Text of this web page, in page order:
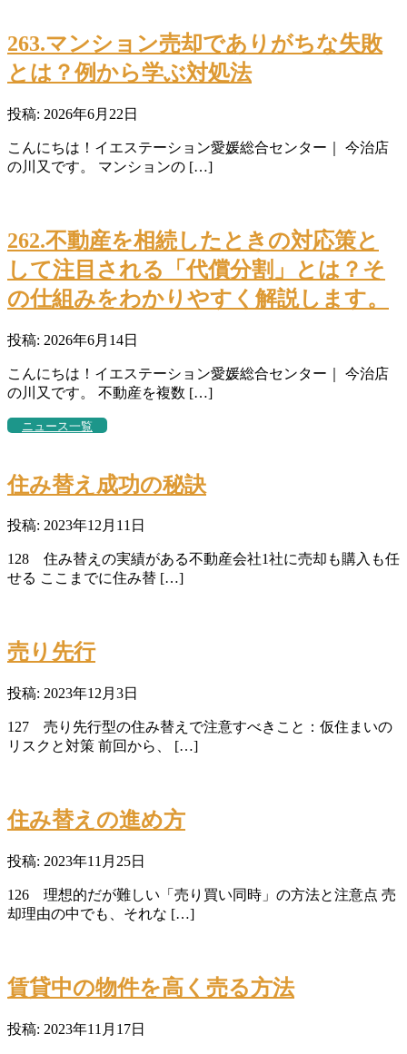
263.マンション売却でありがちな失敗
とは？例から学ぶ対処法
投稿: 2026年6月22日
こんにちは！イエステーション愛媛総合センター｜ 今治店
の川又です。 マンションの […]
262.不動産を相続したときの対応策と
して注目される「代償分割」とは？そ
の仕組みをわかりやすく解説します。
投稿: 2026年6月14日
こんにちは！イエステーション愛媛総合センター｜ 今治店
の川又です。 不動産を複数 […]
ニュース一覧
住み替え成功の秘訣
投稿: 2023年12月11日
128 住み替えの実績がある不動産会社1社に売却も購入も任
せる ここまでに住み替 […]
売り先行
投稿: 2023年12月3日
127 売り先行型の住み替えで注意すべきこと：仮住まいの
リスクと対策 前回から、 […]
住み替えの進め方
投稿: 2023年11月25日
126 理想的だが難しい「売り買い同時」の方法と注意点 売
却理由の中でも、それな […]
賃貸中の物件を高く売る方法
投稿: 2023年11月17日